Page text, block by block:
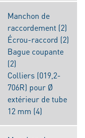
Manchon de
raccordement (2)
Écrou-raccord (2)
Bague coupante
(2)
Colliers (019,2-
706R) pour Ø
extérieur de tube
12 mm (4)